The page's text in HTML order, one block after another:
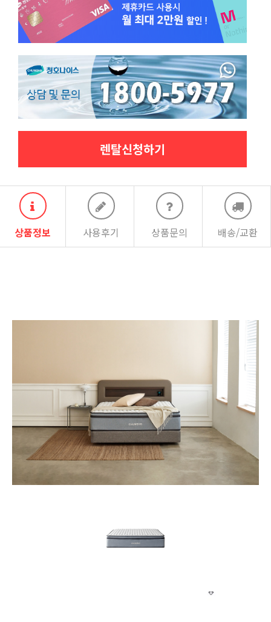
렌탈신청하기
상품정보 사용후기 상품문의 배송/교환